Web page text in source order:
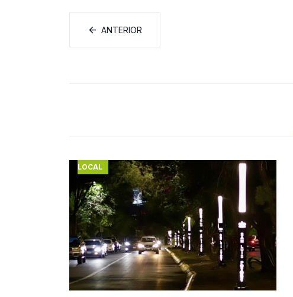
ANTERIOR
LOCAL